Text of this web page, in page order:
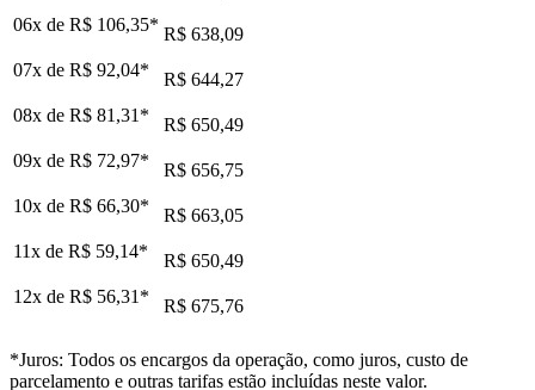
06x de R$ 106,35* R$ 638,09
07x de R$ 92,04*
R$ 644,27
08x de R$ 81,31 *
R$ 650,49
09x de R$ 72,97*
R$ 656,75
10x de R$ 66,30*
R$ 663,05
11x de R$ 59,14*
R$ 650,49
12x de R$ 56,31 * R$ 675,76
*Juros: Todos os encargos da operação, como juros, custo de
parcelamento e outras tarifas estão incluídas neste valor.